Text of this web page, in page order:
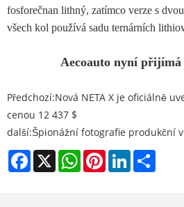
fosforečnan lithný, zatímco verze s
všech kol používá sadu ternárních
Aecoauto nyní
Předchozí:Nová NETA X je oficiálně
cenou 12 437 $
další:Špionážní fotografie produkční
Facebook
X WhatsAppPinterestLinkedIn